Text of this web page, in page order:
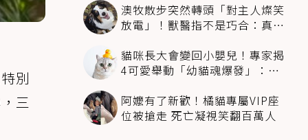
別
三
澳牧散步突然轉頭「對主人燦笑
放電」！獸醫指不是巧合：真相
貓咪長大會變回小嬰兒！專家揭
4可愛舉動「幼貓魂爆發」：本
阿嬤有了新歡！橘貓專屬VIP座
位被搶走 死亡凝視笑翻百萬人